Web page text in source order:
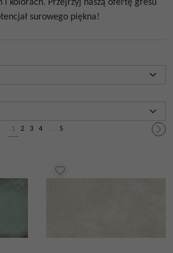
i kolorach. Przejrzyj naszą ofertę gresu
surowego piękna!
1 2 3 4 ... 5